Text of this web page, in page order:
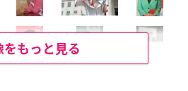
をもっと見る